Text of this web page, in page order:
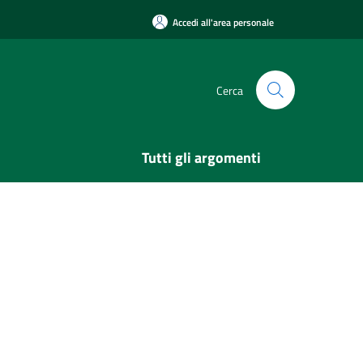
Accedi all'area personale
Cerca
Tutti gli argomenti